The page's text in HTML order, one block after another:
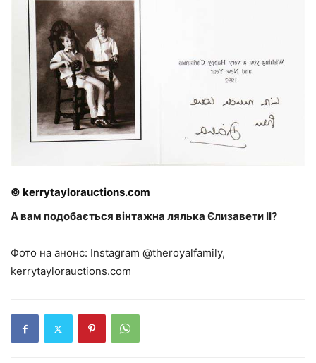
© kerrytaylorauctions.com
А вам подобається вінтажна лялька Єлизавети II?
Фото на анонс: Instagram @theroyalfamily,
kerrytaylorauctions.com